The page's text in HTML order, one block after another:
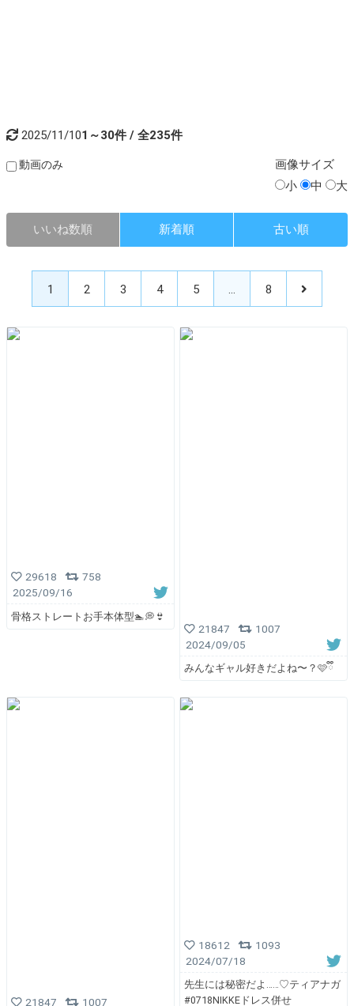
2025/11/101～30件 / 全235件
動画のみ 画像サイズ
小
中 大
いいね数順 新着順 古い順
1 2 3 4 5 … 8
29618
758
2025/09/16
骨格ストレートお手本体型🏊💭👙
21847
1007
2024/09/05
みんなギャル好きだよね〜？🩷ྀི
21847 1007
18612
1093
2024/07/18
先生には秘密だよ……♡ティアナガ
#0718NIKKEドレス併せ